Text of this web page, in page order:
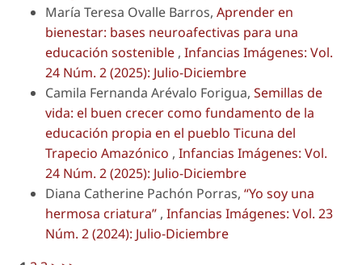
María Teresa Ovalle Barros, Aprender en
bienestar: bases neuroafectivas para una
educación sostenible , Infancias Imágenes: Vol.
24 Núm. 2 (2025): Julio-Diciembre
Camila Fernanda Arévalo Forigua, Semillas de
vida: el buen crecer como fundamento de la
educación propia en el pueblo Ticuna del
Trapecio Amazónico , Infancias Imágenes: Vol.
24 Núm. 2 (2025): Julio-Diciembre
Diana Catherine Pachón Porras, “Yo soy una
hermosa criatura” , Infancias Imágenes: Vol. 23
Núm. 2 (2024): Julio-Diciembre